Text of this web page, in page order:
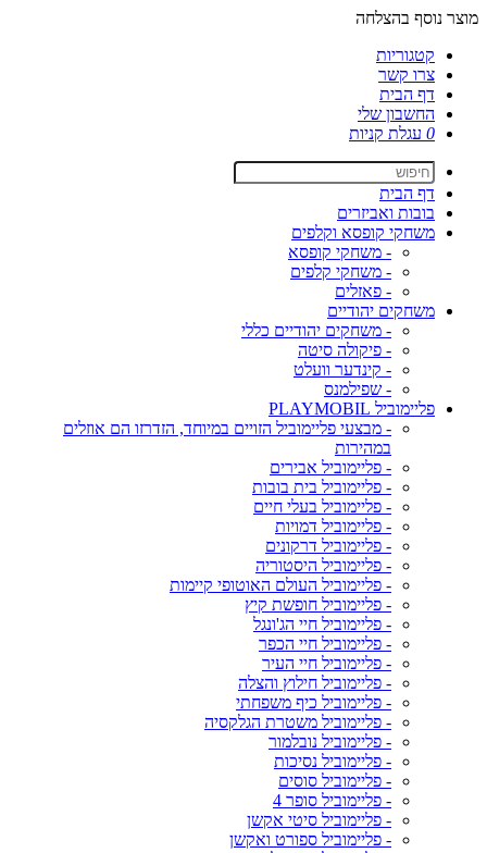
מוצר נוסף בהצלחה
קטגוריות
צרו קשר
דף הבית
החשבון שלי
0 עגלת קניות
דף הבית
בובות ואביזרים
משחקי קופסא וקלפים
- משחקי קופסא
- משחקי קלפים
- פאזלים
משחקים יהודיים
- משחקים יהודיים כללי
- פיקולה סיטה
- קינדער וועלט
- שפילמנס
פליימוביל PLAYMOBIL
- מבצעי פליימוביל הזויים במיוחד, הזדרזו הם אוזלים
במהירות
- פליימוביל אבירים
- פליימוביל בית בובות
- פליימוביל בעלי חיים
- פליימוביל דמויות
- פליימוביל דרקונים
- פליימוביל היסטוריה
- פליימוביל העולם האוטופי קיימות
- פליימוביל חופשת קיץ
- פליימוביל חיי הג'ונגל
- פליימוביל חיי הכפר
- פליימוביל חיי העיר
- פליימוביל חילוץ והצלה
- פליימוביל כיף משפחתי
- פליימוביל משטרת הגלקסיה
- פליימוביל נובלמור
- פליימוביל נסיכות
- פליימוביל סוסים
- פליימוביל סופר 4
- פליימוביל סיטי אקשן
- פליימוביל ספורט ואקשן